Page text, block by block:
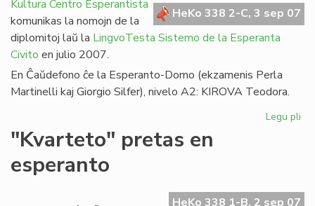
HeKo 338 2-C, 3 sep 07
Kultura Centro Esperantista
komunikas la nomojn de la
diplomitoj laŭ la LingvoTesta Sistemo de la Esperanta
Civito en julio 2007.
En Ĉaŭdefono ĉe la Esperanto-Domo (ekzamenis Perla
Martinelli kaj Giorgio Silfer), nivelo A2: KIROVA Teodora.
Legu pli
"Kvarteto" pretas en
esperanto
HeKo 338 1-B, 2 sep 07